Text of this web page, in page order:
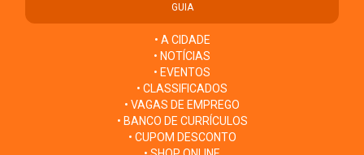
GUIA
• A CIDADE
• NOTÍCIAS
• EVENTOS
• CLASSIFICADOS
• VAGAS DE EMPREGO
• BANCO DE CURRÍCULOS
• CUPOM DESCONTO